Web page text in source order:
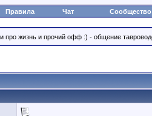
Правила Чат Сообщество
про жизнь и прочий офф :) - общение